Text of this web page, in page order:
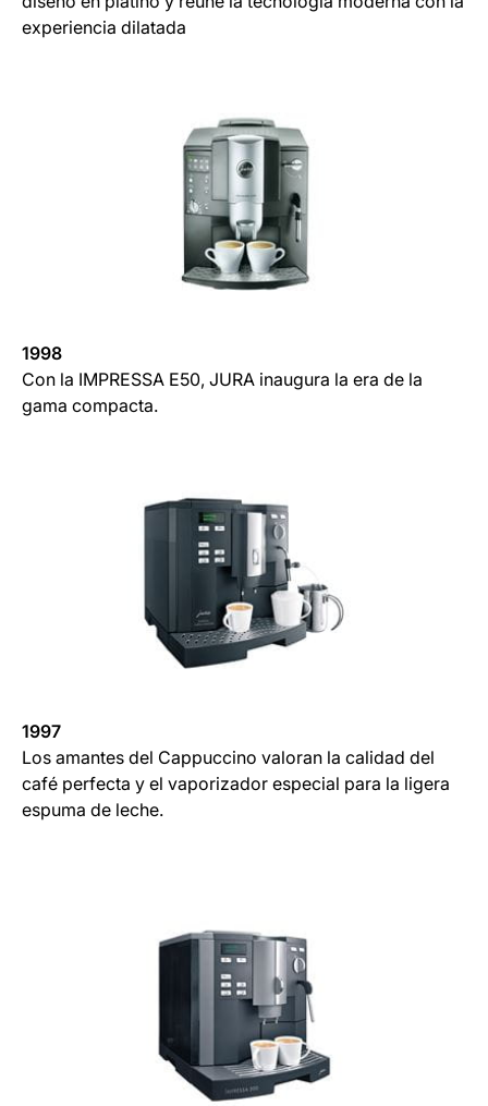
experiencia dilatada
1998
Con la IMPRESSA E50, JURA inaugura la era de la
gama compacta.
1997
Los amantes del Cappuccino valoran la calidad del
café perfecta y el vaporizador especial para la ligera
espuma de leche.